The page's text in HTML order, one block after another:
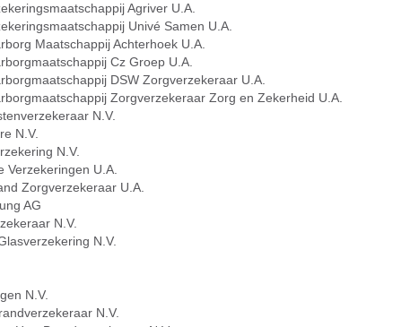
Agriver U.A.
Univé Samen U.A.
Maatschappij Achterhoek U.A.
Cz Groep U.A.
DSW Zorgverzekeraar U.A.
Zorgverzekeraar Zorg en Zekerheid U.A.
N.V.
N.V.
N.V.
Verzekeringen U.A.
Zorgverzekeraar U.A.
AG
N.V.
N.V.
N.V.
N.V.